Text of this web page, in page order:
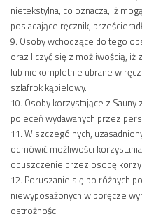
nietekstylna, co oznacza, iż
posiadające ręcznik,
9. Osoby wchodzące do tego
oraz liczyć się z możliwością, iż
lub niekompletnie ubrane w
szlafrok kąpielowy.
10. Osoby korzystające z
poleceń wydawanych przez
11. W szczególnych,
odmówić możliwości korzystania
opuszczenie przez osobę
12. Poruszanie się po różnych
niewyposażonych w poręcze
ostrożności.